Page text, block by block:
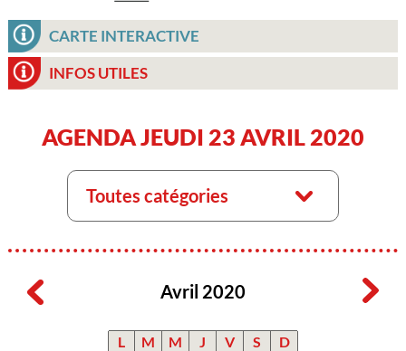
CARTE INTERACTIVE
INFOS UTILES
AGENDA JEUDI 23 AVRIL 2020
Toutes catégories
Avril 2020
L M M J V S D